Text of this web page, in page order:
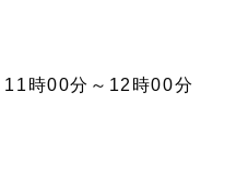
時00分～12時00分